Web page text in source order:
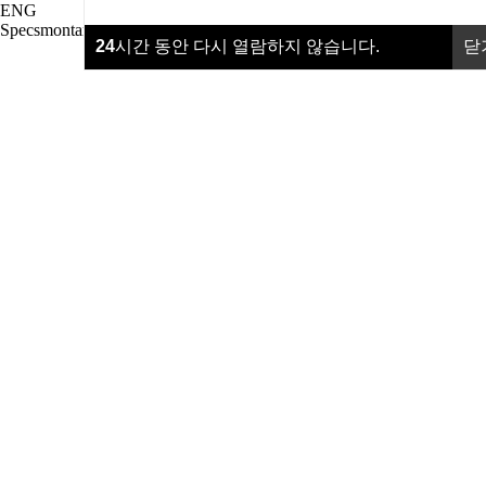
24시간 동안 다시 열람하지 않습니다.
닫
24시간 동안 다시 열람하지 않습니다.
ENG
Specsmontana